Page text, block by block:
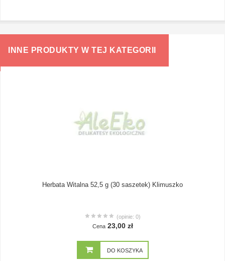
INNE PRODUKTY W TEJ KATEGORII
Herbata Witalna 52,5 g (30 saszetek) Klimuszko
(opinie: 0)
Cena 23,00 zł
DO KOSZYKA